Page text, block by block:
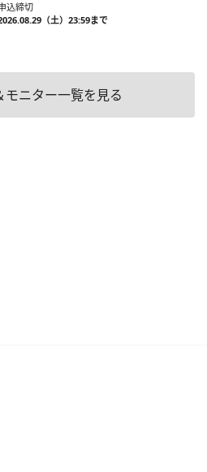
込締切
（土）23:59まで
モニター一覧を見る